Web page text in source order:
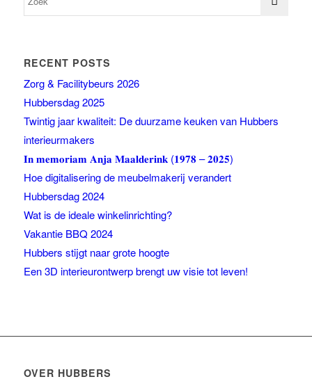
RECENT POSTS
Zorg & Facilitybeurs 2026
Hubbersdag 2025
Twintig jaar kwaliteit: De duurzame keuken van Hubbers
interieurmakers
𝐈𝐧 𝐦𝐞𝐦𝐨𝐫𝐢𝐚𝐦 𝐀𝐧𝐣𝐚 𝐌𝐚𝐚𝐥𝐝𝐞𝐫𝐢𝐧𝐤 (𝟏𝟗𝟕𝟖 – 𝟐𝟎𝟐𝟓)
Hoe digitalisering de meubelmakerij verandert
Hubbersdag 2024
Wat is de ideale winkelinrichting?
Vakantie BBQ 2024
Hubbers stijgt naar grote hoogte
Een 3D interieurontwerp brengt uw visie tot leven!
OVER HUBBERS